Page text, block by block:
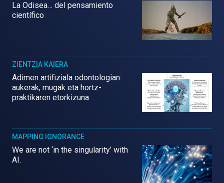
La Odisea… del pensamiento
científico
ZIENTZIA KAIERA
Adimen artifiziala odontologian:
aukerak, mugak eta hortz-
praktikaren etorkizuna
MAPPING IGNORANCE
We are not ‘in the singularity’ with
AI.